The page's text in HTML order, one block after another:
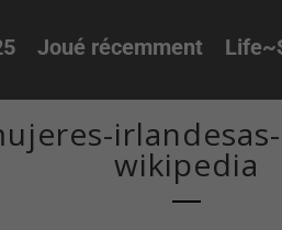
Joué récemment
wikipedia